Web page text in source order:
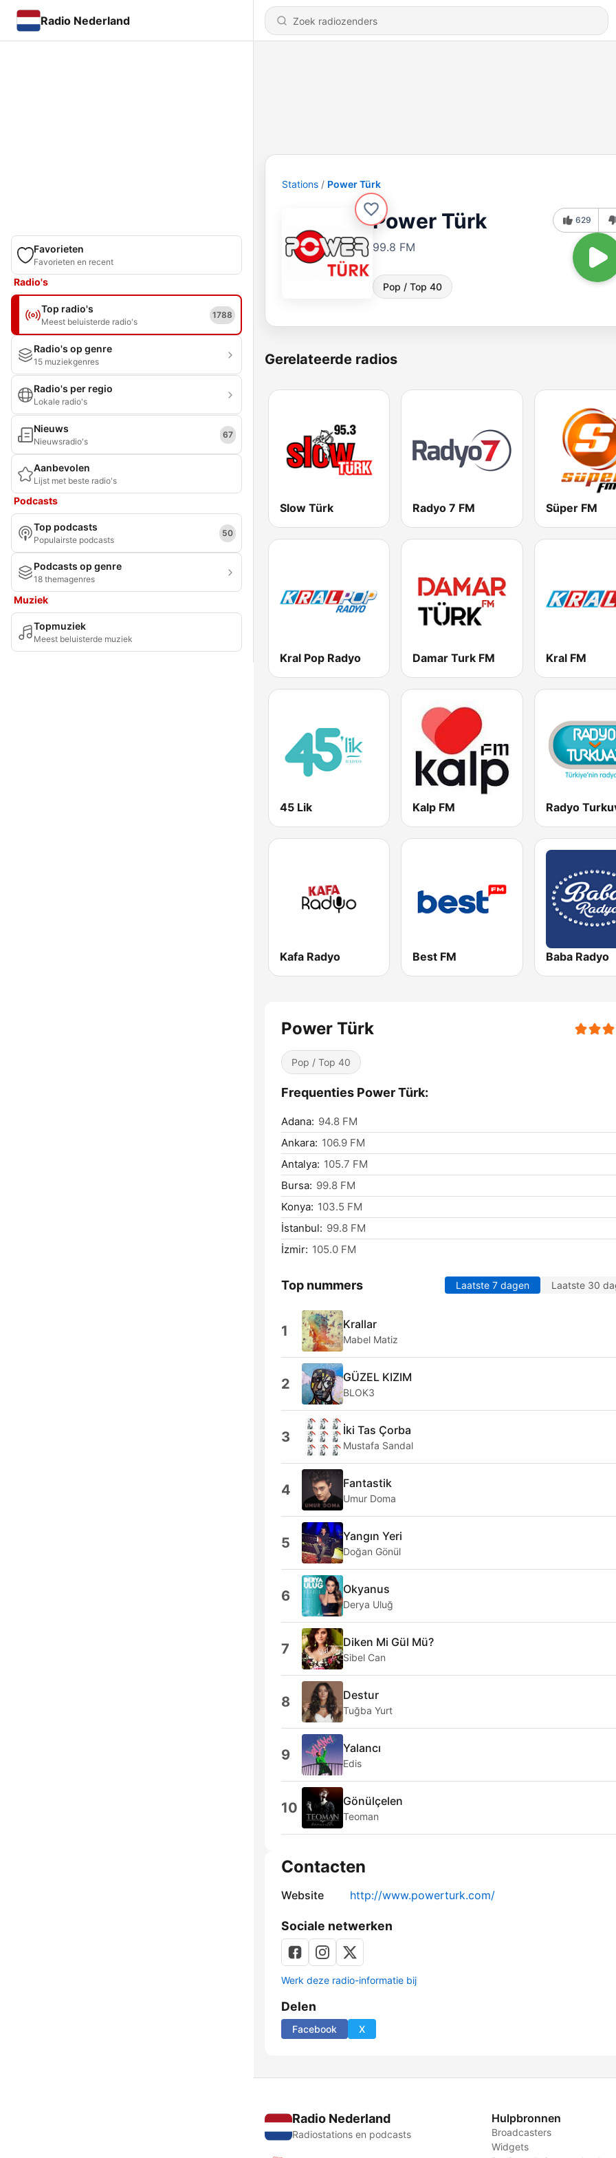
Radio Nederland
Favorieten
Favorieten en recent
Radio's
Top radio's
Meest beluisterde radio's
1788
Radio's op genre
15 muziekgenres
Radio's per regio
Lokale radio's
Nieuws
Nieuwsradio's
67
Aanbevolen
Lijst met beste radio's
Podcasts
Top podcasts
Populairste podcasts
50
Podcasts op genre
18 themagenres
Muziek
Topmuziek
Meest beluisterde muziek
Stations Power Türk
Power Türk
99.8 FM
Pop / Top 40
629
Gerelateerde radios
Slow Türk Radyo 7 FM Süper FM
Kral Pop Radyo Damar Turk FM Kral FM
45 Lik Kalp FM Radyo
Kafa Radyo Best FM Baba Radyo
Power Türk
Pop / Top 40
Frequenties Power Türk:
Adana: 94.8 FM
Ankara: 106.9 FM
Antalya: 105.7 FM
Bursa: 99.8 FM
Konya: 103.5 FM
İstanbul: 99.8 FM
İzmir: 105.0 FM
Top nummers Laatste 7 dagen Laatste 30
1 Krallar
Mabel Matiz
2 GÜZEL KIZIM
BLOK3
3 İki Tas Çorba
Mustafa Sandal
4 Fantastik
Umur Doma
5 Yangın Yeri
Doğan Gönül
6 Okyanus
Derya Uluğ
7 Diken Mi Gül Mü?
Sibel Can
8 Destur
Tuğba Yurt
9 Yalancı
Edis
10 Gönülçelen
Teoman
Contacten
Website http://www.powerturk.com/
Sociale netwerken
Werk deze radio-informatie bij
Delen
Facebook X
Radio Nederland
Radiostations en podcasts
Hulpbronnen
Broadcasters
Widgets